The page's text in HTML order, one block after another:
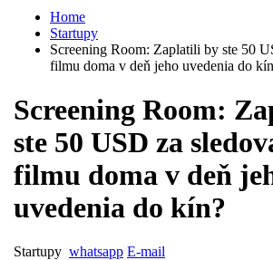
Home
Startupy
Screening Room: Zaplatili by ste 50
filmu doma v deň jeho uvedenia do
Screening Room:
ste 50 USD za
filmu doma v deň
uvedenia do kín?
Startupy whatsapp E-mail